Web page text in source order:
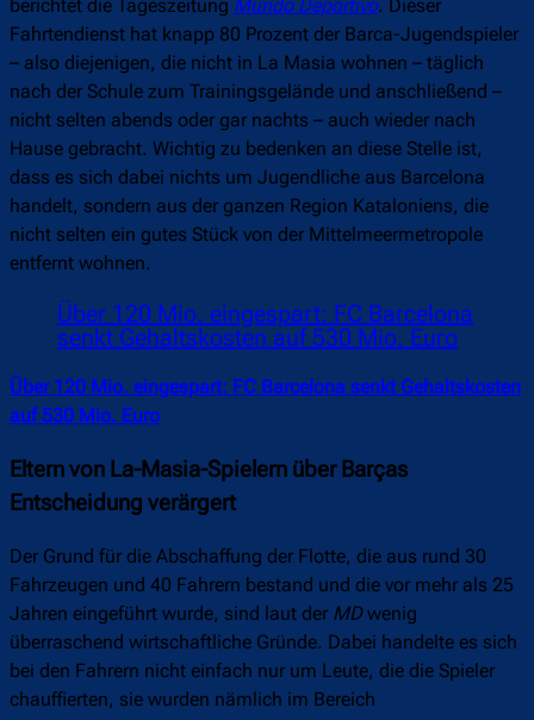
berichtet die Tageszeitung Mundo Deportivo. Dieser
Fahrtendienst hat knapp 80 Prozent der Barca-Jugendspieler
– also diejenigen, die nicht in La Masia wohnen – täglich
nach der Schule zum Trainingsgelände und anschließend –
nicht selten abends oder gar nachts – auch wieder nach
Hause gebracht. Wichtig zu bedenken an diese Stelle ist,
dass es sich dabei nichts um Jugendliche aus Barcelona
handelt, sondern aus der ganzen Region Kataloniens, die
nicht selten ein gutes Stück von der Mittelmeermetropole
entfernt wohnen.
Über 120 Mio. eingespart: FC Barcelona
senkt Gehaltskosten auf 530 Mio. Euro
Über 120 Mio. eingespart: FC Barcelona senkt Gehaltskosten
auf 530 Mio. Euro
Eltern von La-Masia-Spielern über Barças
Entscheidung verärgert
Der Grund für die Abschaffung der Flotte, die aus rund 30
Fahrzeugen und 40 Fahrern bestand und die vor mehr als 25
Jahren eingeführt wurde, sind laut der MDwenig
überraschend wirtschaftliche Gründe. Dabei handelte es sich
bei den Fahrern nicht einfach nur um Leute, die die Spieler
chauffierten, sie wurden nämlich im Bereich